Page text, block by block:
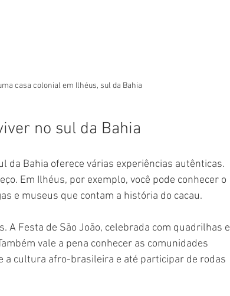
casa colonial em Ilhéus, sul da Bahia
no sul da Bahia
da Bahia oferece várias experiências autênticas.
Em Ilhéus, por exemplo, você pode conhecer o
e museus que contam a história do cacau.
A Festa de São João, celebrada com quadrilhas e
vale a pena conhecer as comunidades
a cultura afro-brasileira e até participar de rodas